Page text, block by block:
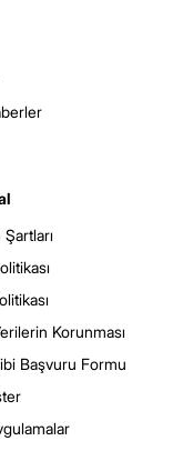
Şartları
Korunması
Başvuru Formu